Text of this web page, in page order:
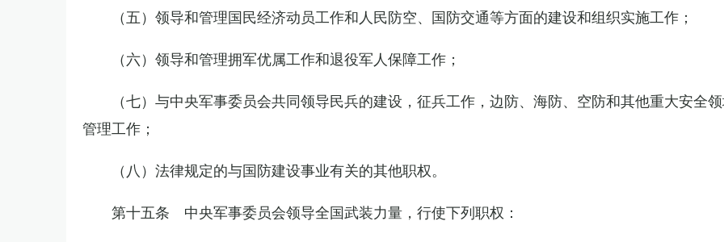
（五）领导和管理国民经济动员工作和人民防空、国防交通等方面的建设和组织实施工作；
（六）领导和管理拥军优属工作和退役军人保障工作；
（七）与中央军事委员会共同领导民兵的建设，征兵工作，边防、海防、空防和其他重大安全
管理工作；
（八）法律规定的与国防建设事业有关的其他职权。
第十五条 中央军事委员会领导全国武装力量，行使下列职权：